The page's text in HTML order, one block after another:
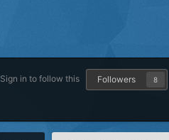
Sign in to follow this Followers 8